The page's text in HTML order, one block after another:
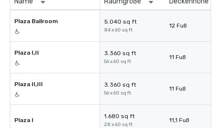
Plaza Ballroom 5.040 sq ft
84 x 60 sq ft
12 Fuß
Plaza I,II 3.360 sq ft
56 x 60 sq ft
11 Fuß
Plaza II,III 3.360 sq ft
56 x 60 sq ft
11 Fuß
Plaza I
1.680 sq ft
28 x 60 sq ft
11,1 Fuß